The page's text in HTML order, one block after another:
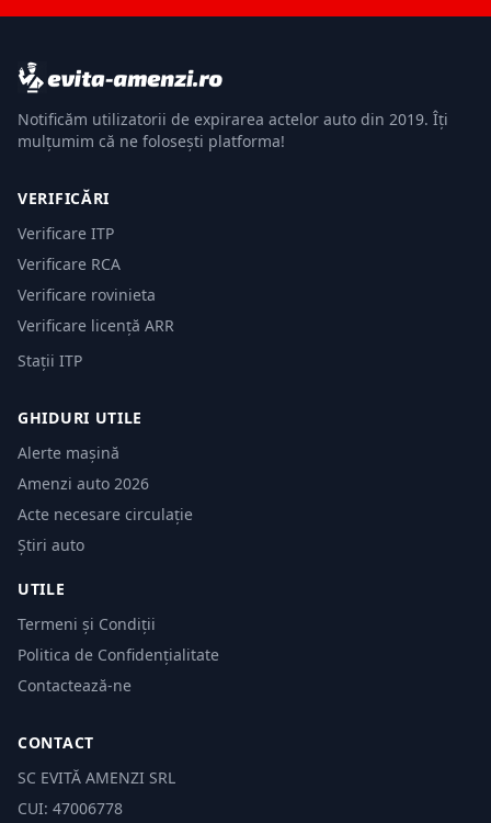
Notificăm utilizatorii de expirarea actelor auto din 2019. Îți
mulțumim că ne folosești platforma!
VERIFICĂRI
Verificare ITP
Verificare RCA
Verificare rovinieta
Verificare licență ARR
Stații ITP
GHIDURI UTILE
Alerte mașină
Amenzi auto 2026
Acte necesare circulație
Știri auto
UTILE
Termeni și Condiții
Politica de Confidențialitate
Contactează-ne
CONTACT
SC EVITĂ AMENZI SRL
CUI: 47006778